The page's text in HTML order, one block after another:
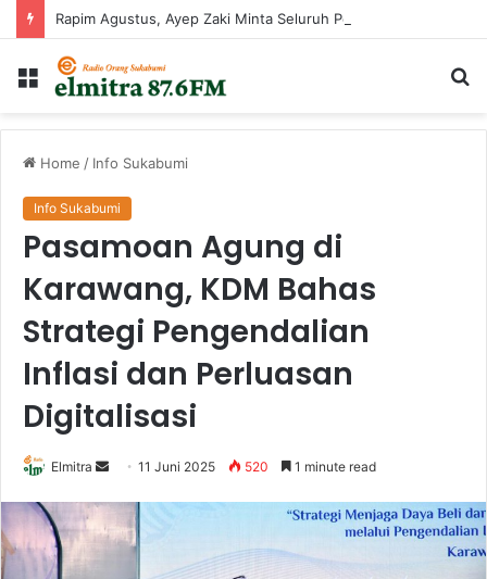
Menu
Home / Info Sukabumi
Info Sukabumi
Pasamoan Agung di
Karawang, KDM Bahas
Strategi Pengendalian
Inflasi dan Perluasan
Digitalisasi
Elmitra
Send
email
11 Juni 2025 520 1 minute read